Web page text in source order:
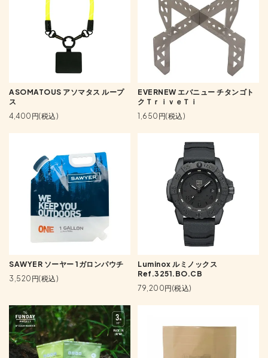
ASOMATOUS アソマタス ループ
ス
4,400円(税込)
EVERNEW エバニュー チタンゴト
クＴｒｉｖｅＴｉ
1,650円(税込)
SAWYER ソーヤー 1ガロンパウチ
3,520円(税込)
Luminox ルミノックス
Ref.3251.BO.CB
79,200円(税込)